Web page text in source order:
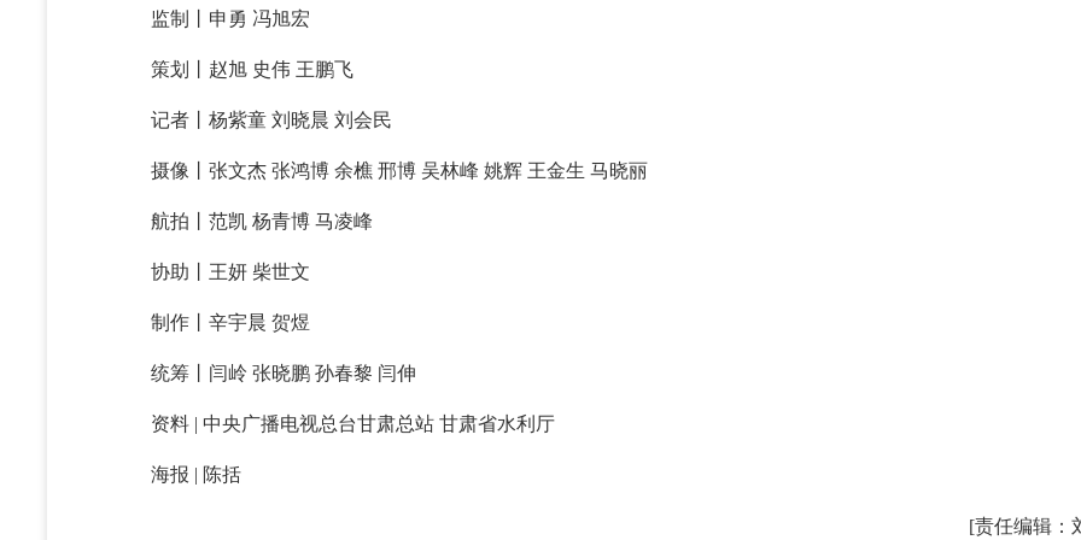
监制丨申勇 冯旭宏
策划丨赵旭 史伟 王鹏飞
记者丨杨紫童 刘晓晨 刘会民
摄像丨张文杰 张鸿博 余樵 邢博 吴林峰 姚辉 王金生 马晓丽
航拍丨范凯 杨青博 马凌峰
协助丨王妍 柴世文
制作丨辛宇晨 贺煜
统筹丨闫岭 张晓鹏 孙春黎 闫伸
资料 | 中央广播电视总台甘肃总站 甘肃省水利厅
海报 | 陈括
[责任编辑：